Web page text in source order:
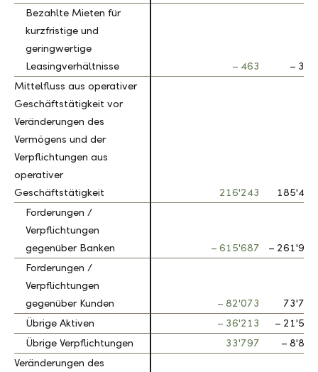
Bezahlte Mieten für
kurzfristige und
geringwertige
Leasingverhältnisse
– 463
– 301
Mittelfluss aus operativer
Geschäftstätigkeit vor
Veränderungen des
Vermögens und der
Verpflichtungen aus
operativer
Geschäftstätigkeit
216'243
185'482
Forderungen /
Verpflichtungen
gegenüber Banken
– 615'687
– 261'979
Forderungen /
Verpflichtungen
gegenüber Kunden
– 82'073
73'707
Übrige Aktiven
– 36'213
– 21'558
Übrige Verpflichtungen
33'797
– 8'846
Veränderungen des
Bezahlte Mieten für
kurzfristige und
geringwertige
Leasingverhältnisse
Mittelfluss aus operativer
Geschäftstätigkeit vor
Veränderungen des
Vermögens und der
Verpflichtungen aus
operativer
Geschäftstätigkeit
Forderungen /
Verpflichtungen
gegenüber Banken
Forderungen /
Verpflichtungen
gegenüber Kunden
Übrige Aktiven
Übrige Verpflichtungen
Veränderungen des